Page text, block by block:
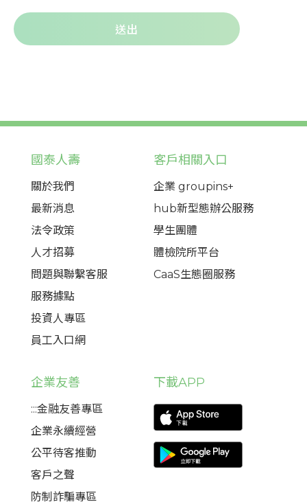
送出
國泰人壽
關於我們
最新消息
法令政策
人才招募
問題與聯繫客服
服務據點
投資人專區
員工入口網
客戶相關入口
企業 groupins+
hub新型態辦公服務
學生團體
體檢院所平台
CaaS生態圈服務
企業友善
:::金融友善專區
企業永續經營
公平待客推動
客戶之聲
防制詐騙專區
下載APP